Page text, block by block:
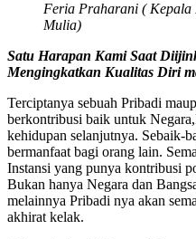
Feria Praharani ( Kepala
Mulia)
Satu Harapan Kami Saat
Mengingkatkan Kualitas Diri
Terciptanya sebuah Pribadi
berkontribusi baik untuk
kehidupan selanjutnya. Sebaik-
bermanfaat bagi orang lain.
Instansi yang punya kontribusi
Bukan hanya Negara dan
melainnya Pribadi nya akan
akhirat kelak.